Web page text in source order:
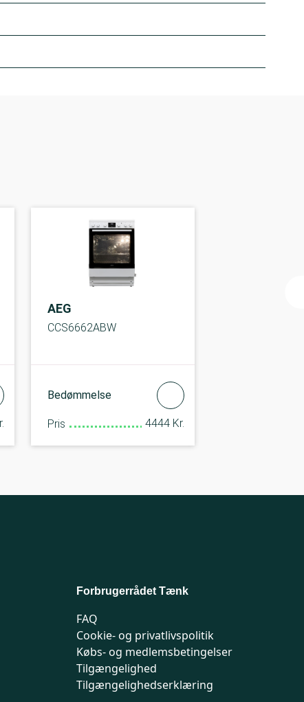
AEG
CCS6662ABW
Bedømmelse
Pris 4444 Kr.
Forbrugerrådet Tænk
FAQ
Cookie- og privatlivspolitik
Købs- og medlemsbetingelser
Tilgængelighed
Tilgængelighedserklæring